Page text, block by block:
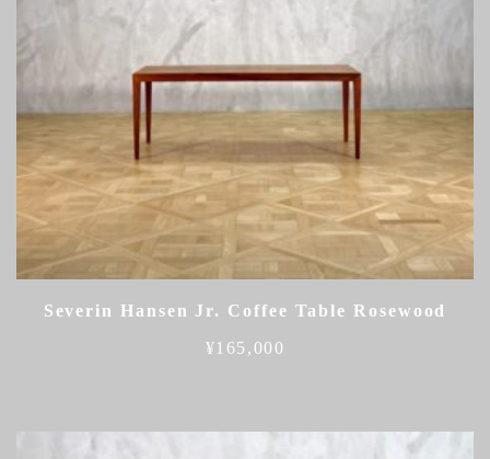
Severin Hansen Jr. Coffee Table Rosewood
¥165,000